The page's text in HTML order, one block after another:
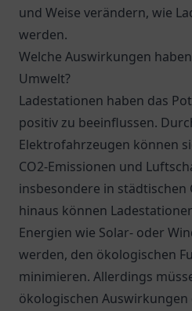
und Weise verändern, wie
werden.
Welche Auswirkungen
Umwelt?
Ladestationen haben das
positiv zu beeinflussen.
Elektrofahrzeugen können
CO2-Emissionen und
insbesondere in städtischen
hinaus können
Energien wie Solar- oder
werden, den ökologischen
minimieren. Allerdings
ökologischen